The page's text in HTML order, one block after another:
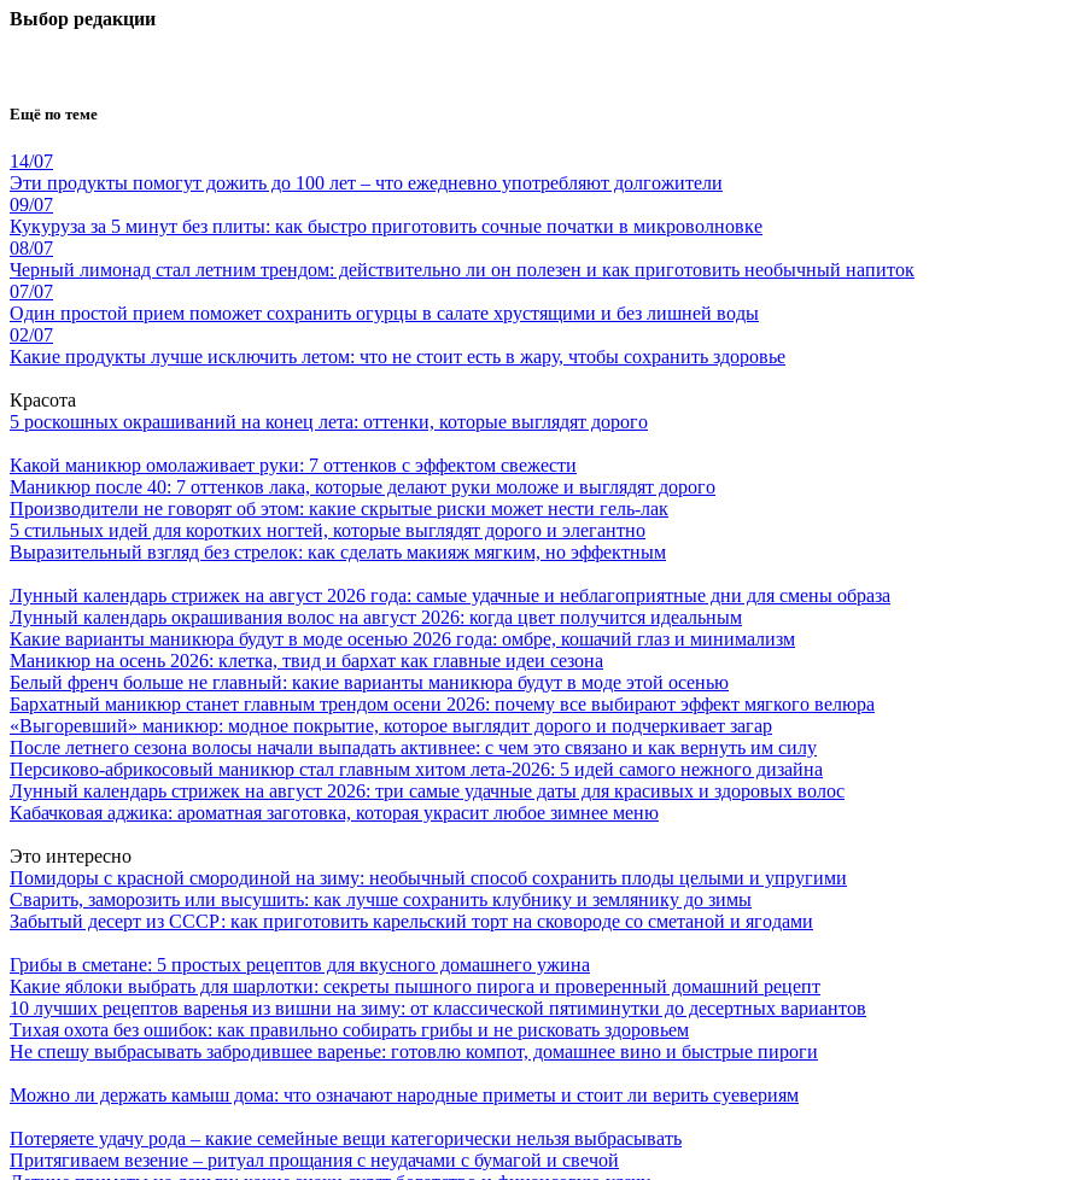
Выбор редакции
Ещё по теме
14/07
Эти продукты помогут дожить до 100 лет – что ежедневно употребляют долгожители
09/07
Кукуруза за 5 минут без плиты: как быстро приготовить сочные початки в микроволновке
08/07
Черный лимонад стал летним трендом: действительно ли он полезен и как приготовить необычный напиток
07/07
Один простой прием поможет сохранить огурцы в салате хрустящими и без лишней воды
02/07
Какие продукты лучше исключить летом: что не стоит есть в жару, чтобы сохранить здоровье
Красота
5 роскошных окрашиваний на конец лета: оттенки, которые выглядят дорого
Какой маникюр омолаживает руки: 7 оттенков с эффектом свежести
Маникюр после 40: 7 оттенков лака, которые делают руки моложе и выглядят дорого
Производители не говорят об этом: какие скрытые риски может нести гель-лак
5 стильных идей для коротких ногтей, которые выглядят дорого и элегантно
Выразительный взгляд без стрелок: как сделать макияж мягким, но эффектным
Лунный календарь стрижек на август 2026 года: самые удачные и неблагоприятные дни для смены образа
Лунный календарь окрашивания волос на август 2026: когда цвет получится идеальным
Какие варианты маникюра будут в моде осенью 2026 года: омбре, кошачий глаз и минимализм
Маникюр на осень 2026: клетка, твид и бархат как главные идеи сезона
Белый френч больше не главный: какие варианты маникюра будут в моде этой осенью
Бархатный маникюр станет главным трендом осени 2026: почему все выбирают эффект мягкого велюра
«Выгоревший» маникюр: модное покрытие, которое выглядит дорого и подчеркивает загар
После летнего сезона волосы начали выпадать активнее: с чем это связано и как вернуть им силу
Персиково-абрикосовый маникюр стал главным хитом лета-2026: 5 идей самого нежного дизайна
Лунный календарь стрижек на август 2026: три самые удачные даты для красивых и здоровых волос
Кабачковая аджика: ароматная заготовка, которая украсит любое зимнее меню
Это интересно
Помидоры с красной смородиной на зиму: необычный способ сохранить плоды целыми и упругими
Сварить, заморозить или высушить: как лучше сохранить клубнику и землянику до зимы
Забытый десерт из СССР: как приготовить карельский торт на сковороде со сметаной и ягодами
Грибы в сметане: 5 простых рецептов для вкусного домашнего ужина
Какие яблоки выбрать для шарлотки: секреты пышного пирога и проверенный домашний рецепт
10 лучших рецептов варенья из вишни на зиму: от классической пятиминутки до десертных вариантов
Тихая охота без ошибок: как правильно собирать грибы и не рисковать здоровьем
Не спешу выбрасывать забродившее варенье: готовлю компот, домашнее вино и быстрые пироги
Можно ли держать камыш дома: что означают народные приметы и стоит ли верить суевериям
Потеряете удачу рода – какие семейные вещи категорически нельзя выбрасывать
Притягиваем везение – ритуал прощания с неудачами с бумагой и свечой